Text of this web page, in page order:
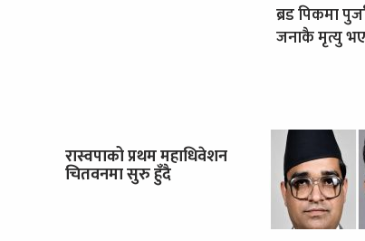
ब्रड पिकमा
जनाकै मृत्यु
रास्वपाको प्रथम महाधिवेशन
चितवनमा सुरु हुँदै